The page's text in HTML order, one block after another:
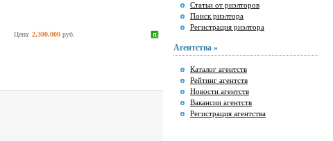
Цена: 2,300,000 руб.
Статьи от риэлторов
Поиск риэлтора
Регистрация риэлтора
Агентства »
Каталог агентств
Рейтинг агентств
Новости агентств
Вакансии агентств
Регистрация агентства